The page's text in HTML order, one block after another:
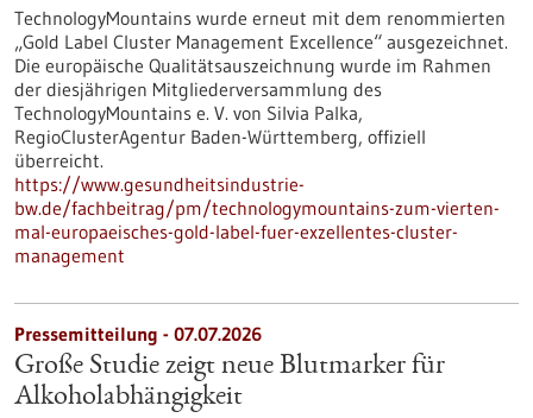
TechnologyMountains wurde erneut mit dem renommierten
„Gold Label Cluster Management Excellence“ ausgezeichnet.
Die europäische Qualitätsauszeichnung wurde im Rahmen
der diesjährigen Mitgliederversammlung des
TechnologyMountains e. V. von Silvia Palka,
RegioClusterAgentur Baden-Württemberg, offiziell
überreicht.
https://www.gesundheitsindustrie-
bw.de/fachbeitrag/pm/technologymountains-zum-vierten-
mal-europaeisches-gold-label-fuer-exzellentes-cluster-
management
Pressemitteilung - 07.07.2026
Große Studie zeigt neue Blutmarker für
Alkoholabhängigkeit